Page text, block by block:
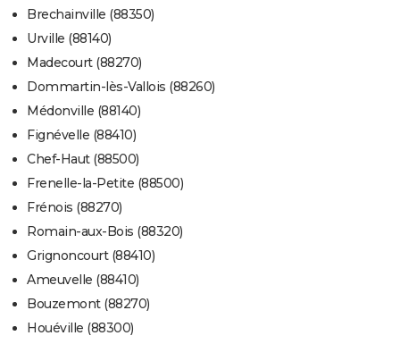
Brechainville (88350)
Urville (88140)
Madecourt (88270)
Dommartin-lès-Vallois (88260)
Médonville (88140)
Fignévelle (88410)
Chef-Haut (88500)
Frenelle-la-Petite (88500)
Frénois (88270)
Romain-aux-Bois (88320)
Grignoncourt (88410)
Ameuvelle (88410)
Bouzemont (88270)
Houéville (88300)